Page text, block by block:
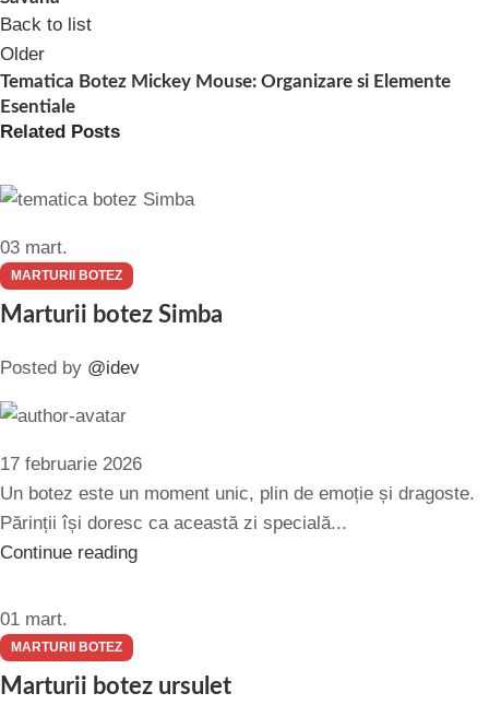
Back to list
Older
Tematica Botez Mickey Mouse: Organizare si Elemente
Esentiale
Related Posts
03 mart.
MARTURII BOTEZ
Marturii botez Simba
Posted by @idev
17 februarie 2026
Un botez este un moment unic, plin de emoție și dragoste.
Părinții își doresc ca această zi specială...
Continue reading
01 mart.
MARTURII BOTEZ
Marturii botez ursulet